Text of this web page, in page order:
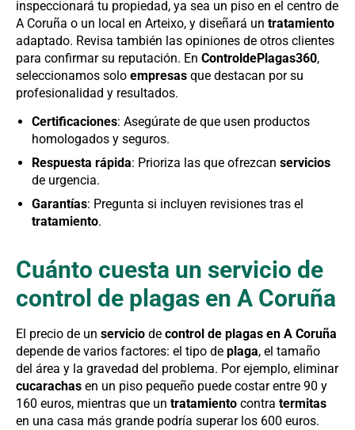
inspeccionará tu propiedad, ya sea un piso en el centro de
A Coruña o un local en Arteixo, y diseñará un tratamiento
adaptado. Revisa también las opiniones de otros clientes
para confirmar su reputación. En ControldePlagas360,
seleccionamos solo empresas que destacan por su
profesionalidad y resultados.
Certificaciones: Asegúrate de que usen productos
homologados y seguros.
Respuesta rápida: Prioriza las que ofrezcan servicios
de urgencia.
Garantías: Pregunta si incluyen revisiones tras el
tratamiento.
Cuánto cuesta un servicio de
control de plagas en A Coruña
El precio de un servicio de control de plagas en A Coruña
depende de varios factores: el tipo de plaga, el tamaño
del área y la gravedad del problema. Por ejemplo, eliminar
cucarachas en un piso pequeño puede costar entre 90 y
160 euros, mientras que un tratamiento contra termitas
en una casa más grande podría superar los 600 euros.